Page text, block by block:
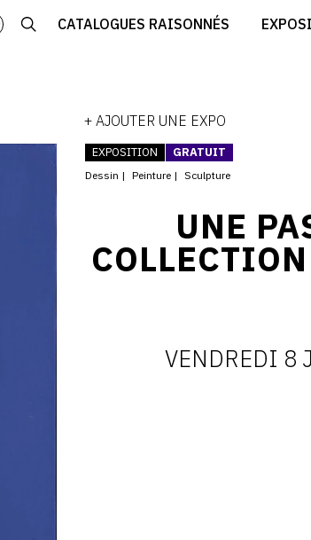
CATALOGUES RAISONNÉS
CRÉER SON
+ AJOUTER UNE EXPO
EXPOSITION GRATUIT
Dessin Peinture Sculpture
UNE
VENDREDI 8